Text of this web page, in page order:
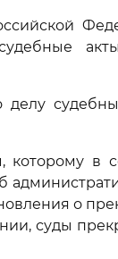
которому в
о
суды